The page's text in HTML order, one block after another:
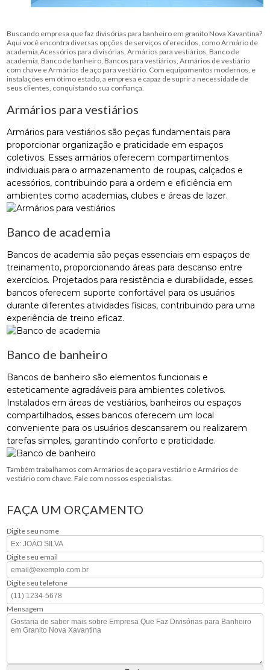
Buscando empresa que faz divisórias para banheiro em granito Nova Xavantina?
Aqui você encontra diversas opções de serviços oferecidos, como Armário de
academia,Acessórios para divisórias, Armários para vestiários, Banco de
academia, Banco de banheiro, Bancos para vestiários, Armários de vestiário
com chave e Armários de aço para vestiário. Com equipamentos modernos, e
instalações em ótimo estado, a empresa é capaz de suprir a necessidade de
seus clientes, conquistando sua confiança.
Armários para vestiários
Armários para vestiários são peças fundamentais para
proporcionar organização e praticidade em espaços
coletivos. Esses armários oferecem compartimentos
individuais para o armazenamento de roupas, calçados e
acessórios, contribuindo para a ordem e eficiência em
ambientes como academias, clubes e áreas de lazer.
Banco de academia
Bancos de academia são peças essenciais em espaços de
treinamento, proporcionando áreas para descanso entre
exercícios. Projetados para resistência e durabilidade, esses
bancos oferecem suporte confortável para os usuários
durante diferentes atividades físicas, contribuindo para uma
experiência de treino eficaz.
Banco de banheiro
Bancos de banheiro são elementos funcionais e
esteticamente agradáveis ​​para ambientes coletivos.
Instalados em áreas de vestiários, banheiros ou espaços
compartilhados, esses bancos oferecem um local
conveniente para os usuários descansarem ou realizarem
tarefas simples, garantindo conforto e praticidade.
Também trabalhamos com Armários de aço para vestiário e Armários de
vestiário com chave. Fale com nossos especialistas.
FAÇA UM ORÇAMENTO
Digite seu nome
Digite seu email
Digite seu telefone
Mensagem